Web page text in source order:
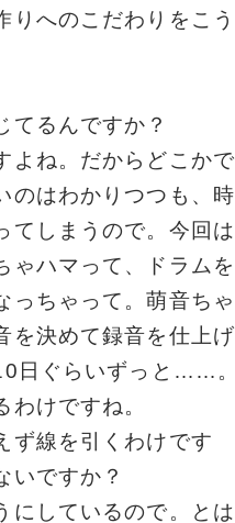
りへのこだわりをこう
てるんですか？
よね。だからどこかで
のはわかりつつも、時
てしまうので。今回は
ゃハマって、ドラムを
っちゃって。萌音ちゃ
を決めて録音を仕上げ
日ぐらいずっと……
わけですね。
ず線を引くわけです
いですか？
にしているので。とは